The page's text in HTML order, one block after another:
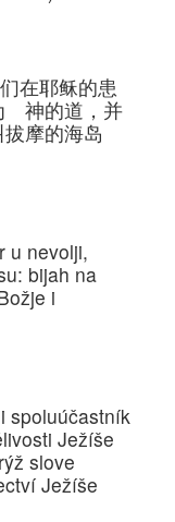
在耶稣的患
神的道，并
摩的海岛
u nevolji,
bijah na
i
spoluúčastník
Ježíše
slove
Ježíše